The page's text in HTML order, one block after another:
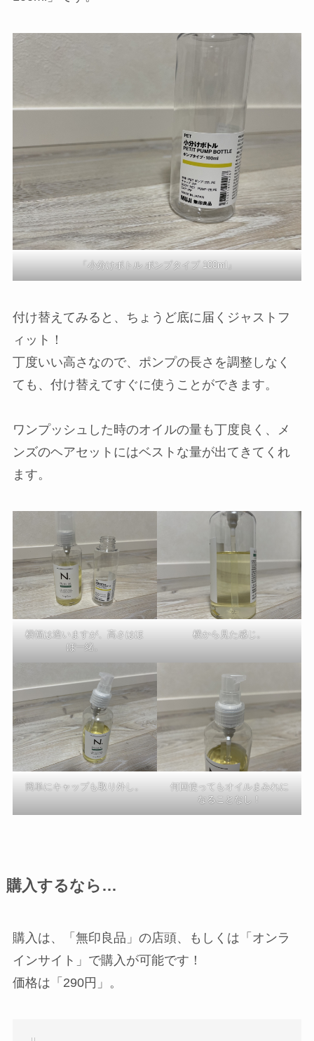
「小分けボトル ポンプタイプ 100ml」
付け替えてみると、ちょうど底に届くジャストフ
ィット！
丁度いい高さなので、ポンプの長さを調整しなく
ても、付け替えてすぐに使うことができます。
ワンプッシュした時のオイルの量も丁度良く、メ
ンズのヘアセットにはベストな量が出てきてくれ
ます。
横幅は違いますが、高さはほ
ぼ一緒。
横から見た感じ。
簡単にキャップも取り外し。
何回使ってもオイルまみれに
なることなし！
購入するなら…
購入は、「無印良品」の店頭、もしくは「オンラ
インサイト」で購入が可能です！
価格は「290円」。